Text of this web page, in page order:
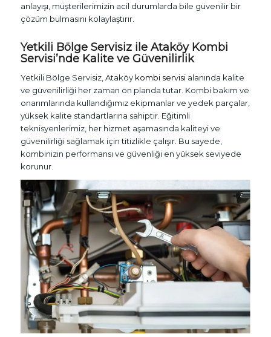
anlayışı, müşterilerimizin acil durumlarda bile güvenilir bir
çözüm bulmasını kolaylaştırır.
Yetkili Bölge Servisiz ile Ataköy Kombi
Servisi’nde Kalite ve Güvenilirlik
Yetkili Bölge Servisiz, Ataköy kombi servisialanında kalite
ve güvenilirliği her zaman ön planda tutar. Kombi bakım ve
onarımlarında kullandığımız ekipmanlar ve yedek parçalar,
yüksek kalite standartlarına sahiptir. Eğitimli
teknisyenlerimiz, her hizmet aşamasında kaliteyi ve
güvenilirliği sağlamak için titizlikle çalışır. Bu sayede,
kombinizin performansı ve güvenliği en yüksek seviyede
korunur.